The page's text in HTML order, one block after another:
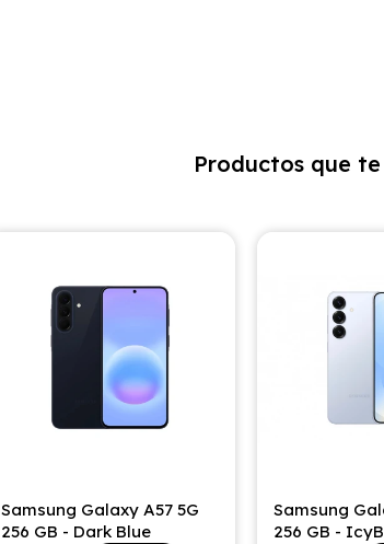
Productos que
Samsung Galaxy A57 5G
256 GB - Dark Blue
Samsung
256 GB -